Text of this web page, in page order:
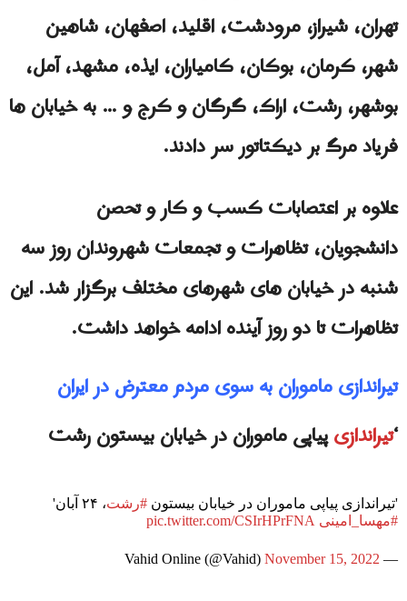
تهران، شیراز، مرودشت، اقلید، اصفهان، شاهین
شهر، کرمان، بوکان، کامیاران، ایذه، مشهد، آمل،
بوشهر، رشت، اراک، گرگان و کرج و … به خیابان ها
فریاد مرگ بر دیکتاتور سر دادند.
علاوه بر اعتصابات کسب و کار و تحصن
دانشجویان، تظاهرات و تجمعات شهروندان روز سه
شنبه در خیابان های شهرهای مختلف برگزار شد. این
تظاهرات تا دو روز آینده ادامه خواهد داشت.
تیراندازی ماموران به سوی مردم معترض در ايران
‘تیراندازیپیاپی ماموران در خیابان بیستون رشت
'تیراندازی پیاپی ماموران در خیابان بیستون #رشت، ۲۴ آبان'
#مهسا_امینی pic.twitter.com/CSIrHPrFNA
— Vahid Online (@Vahid)
November 15, 2022